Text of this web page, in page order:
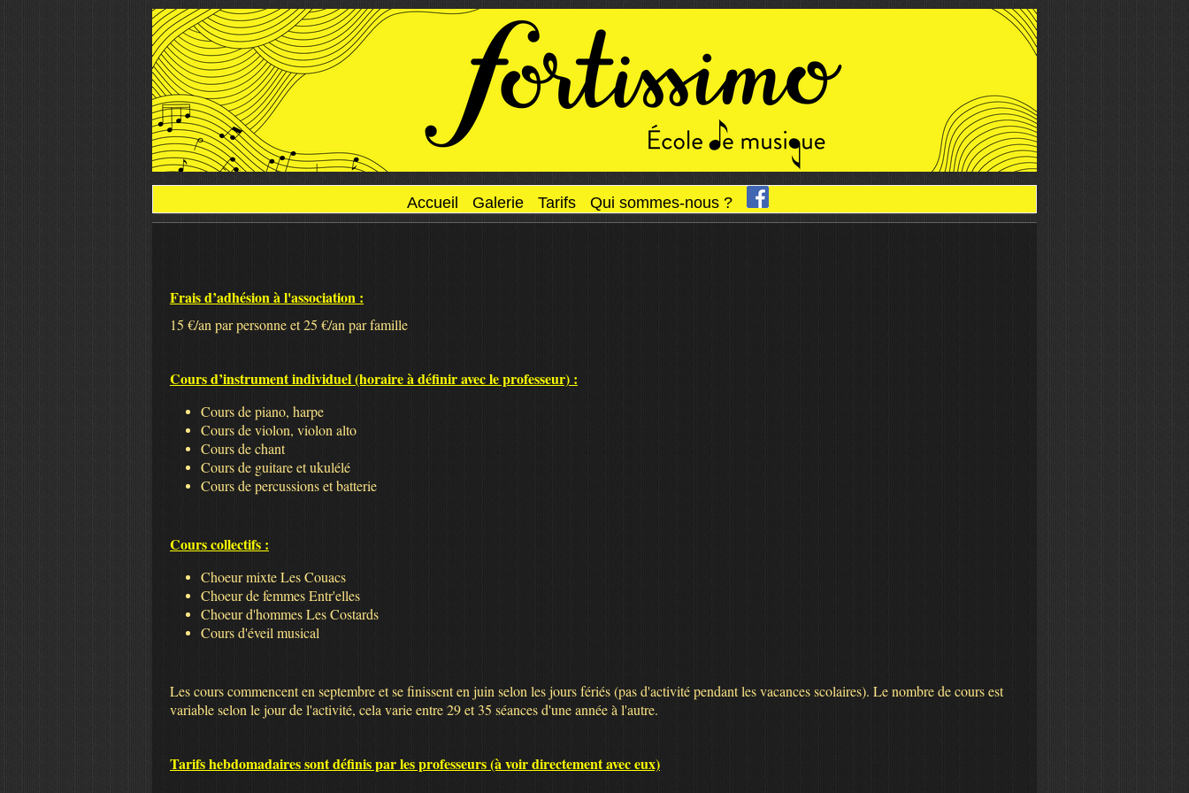
Accueil Galerie Tarifs Qui sommes-nous ?
Frais d’adhésion à l'association :
15 €/an par personne et 25 €/an par famille
Cours d’instrument individuel (horaire à définir avec le professeur) :
Cours de piano, harpe
Cours de violon, violon alto
Cours de chant
Cours de guitare et ukulélé
Cours de percussions et batterie
Cours collectifs :
Choeur mixte Les Couacs
Choeur de femmes Entr'elles
Choeur d'hommes Les Costards
Cours d'éveil musical
Les cours commencent en septembre et se finissent en juin selon les jours fériés (pas d'activité pendant les vacances scolaires). Le nombre de cours est
variable selon le jour de l'activité, cela varie entre 29 et 35 séances d'une année à l'autre.
Tarifs hebdomadaires sont définis par les professeurs (à voir directement avec eux)